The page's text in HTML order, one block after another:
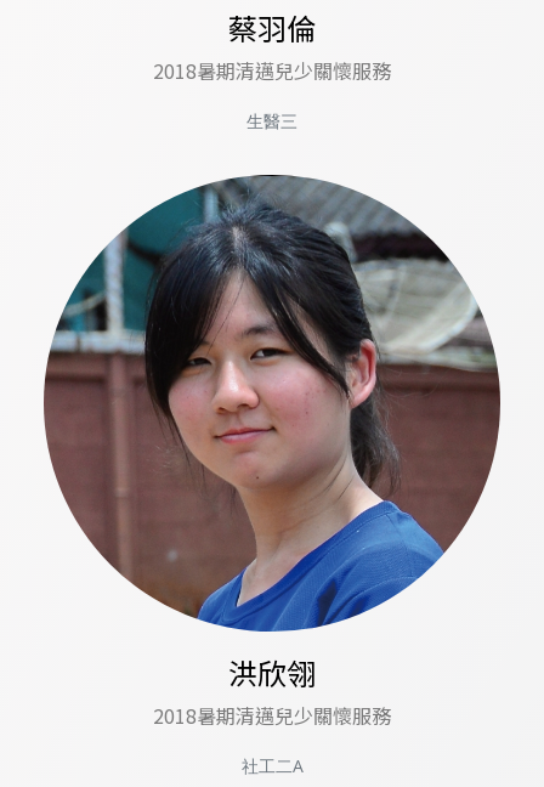
蔡羽倫
2018暑期清邁兒少關懷服務
生醫三
洪欣翎
2018暑期清邁兒少關懷服務
社工二A